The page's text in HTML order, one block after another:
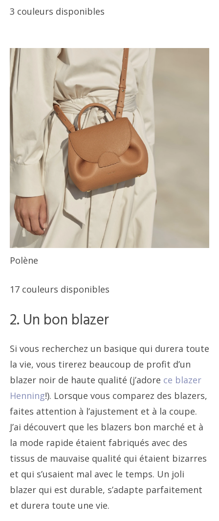
3 couleurs disponibles
Polène
17 couleurs disponibles
2. Un bon blazer
Si vous recherchez un basique qui durera toute
la vie, vous tirerez beaucoup de profit d’un
blazer noir de haute qualité (j’adore ce blazer
Henning!). Lorsque vous comparez des blazers,
faites attention à l’ajustement et à la coupe.
J’ai découvert que les blazers bon marché et à
la mode rapide étaient fabriqués avec des
tissus de mauvaise qualité qui étaient bizarres
et qui s’usaient mal avec le temps. Un joli
blazer qui est durable, s’adapte parfaitement
et durera toute une vie.